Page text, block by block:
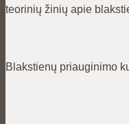
teorinių žinių apie
Blakstienų priauginimo